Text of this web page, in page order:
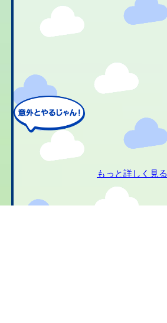
もっと詳しく見る